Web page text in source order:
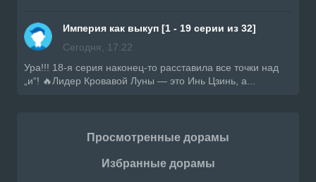
Империя как выкуп [1 - 19 серии из 32]
Сегодня, 17:22
Ура!!! 18-я серия наконец-то расставила все точки над
„и“! 🔥Лидер Кровавой Луны — это Инь Цзинь, а...
Просмотренные дорамы
Избранные дорамы